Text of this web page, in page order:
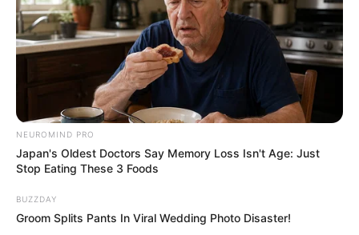
8 Kata Lucu Seputar Malam
Minggu ala Jomblo yang Bikin
Ngenes
NEUROMIND PRO
Japan's Oldest Doctors Say Memory Loss Isn't Age: Just
Stop Eating These 3 Foods
BUZZDAY
Groom Splits Pants In Viral Wedding Photo Disaster!